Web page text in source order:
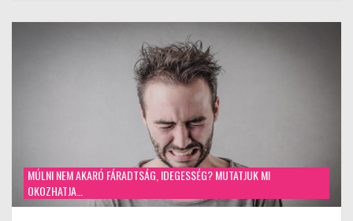
MÚLNI NEM AKARÓ FÁRADTSÁG, IDEGESSÉG? MUTATJUK MI
OKOZHATJA…